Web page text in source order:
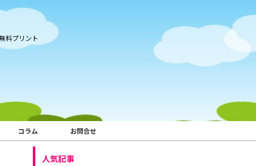
料プリント
コラム お問合せ
人気記事